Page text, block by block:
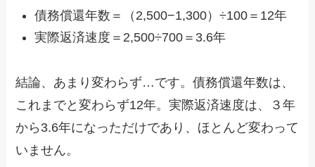
債務償還年数＝（2,500−1,300）÷100＝12年
実際返済速度＝2,500÷700＝3.6年
結論、あまり変わらず…です。債務償還年数は、
これまでと変わらず12年。実際返済速度は、３年
から3.6年になっただけであり、ほとんど変わって
いません。